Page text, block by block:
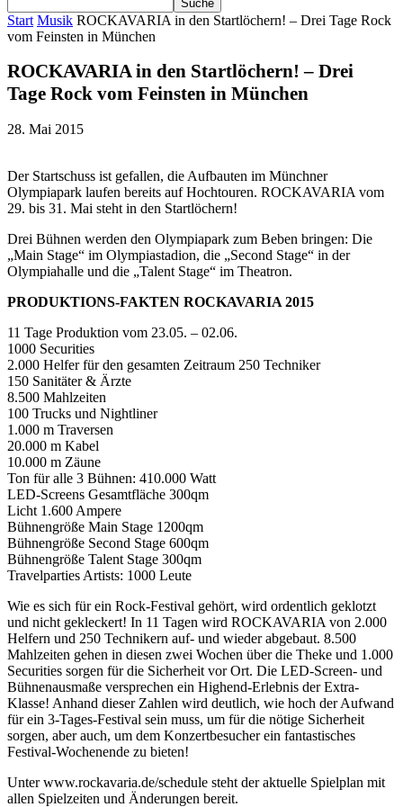
Start Musik ROCKAVARIA in den Startlöchern! – Drei Tage Rock
vom Feinsten in München
ROCKAVARIA in den Startlöchern! – Drei
Tage Rock vom Feinsten in München
28. Mai 2015
Der Startschuss ist gefallen, die Aufbauten im Münchner
Olympiapark laufen bereits auf Hochtouren. ROCKAVARIA vom
29. bis 31. Mai steht in den Startlöchern!
Drei Bühnen werden den Olympiapark zum Beben bringen: Die
„Main Stage“ im Olympiastadion, die „Second Stage“ in der
Olympiahalle und die „Talent Stage“ im Theatron.
PRODUKTIONS-FAKTEN ROCKAVARIA 2015
11 Tage Produktion vom 23.05. – 02.06.
1000 Securities
2.000 Helfer für den gesamten Zeitraum 250 Techniker
150 Sanitäter & Ärzte
8.500 Mahlzeiten
100 Trucks und Nightliner
1.000 m Traversen
20.000 m Kabel
10.000 m Zäune
Ton für alle 3 Bühnen: 410.000 Watt
LED-Screens Gesamtfläche 300qm
Licht 1.600 Ampere
Bühnengröße Main Stage 1200qm
Bühnengröße Second Stage 600qm
Bühnengröße Talent Stage 300qm
Travelparties Artists: 1000 Leute
Wie es sich für ein Rock-Festival gehört, wird ordentlich geklotzt
und nicht gekleckert! In 11 Tagen wird ROCKAVARIA von 2.000
Helfern und 250 Technikern auf- und wieder abgebaut. 8.500
Mahlzeiten gehen in diesen zwei Wochen über die Theke und 1.000
Securities sorgen für die Sicherheit vor Ort. Die LED-Screen- und
Bühnenausmaße versprechen ein Highend-Erlebnis der Extra-
Klasse! Anhand dieser Zahlen wird deutlich, wie hoch der Aufwand
für ein 3-Tages-Festival sein muss, um für die nötige Sicherheit
sorgen, aber auch, um dem Konzertbesucher ein fantastisches
Festival-Wochenende zu bieten!
Unter www.rockavaria.de/schedule steht der aktuelle Spielplan mit
allen Spielzeiten und Änderungen bereit.